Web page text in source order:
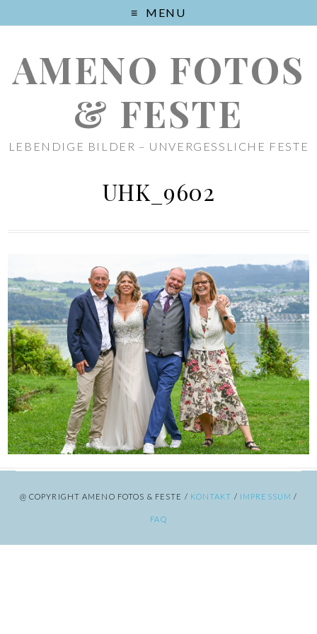
MENU
AMENO FOTOS
& FESTE
LEBENDIGE BILDER – UNVERGESSLICHE FESTE
UHK_9602
@ COPYRIGHT AMENO FOTOS & FESTE / KONTAKT / IMPRESSUM /
FAQ